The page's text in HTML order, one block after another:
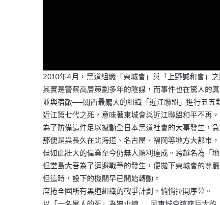
2010年4月，黑道組織「東城會」與「上野誠和會」
其實是警察高層策劃多年的陰謀，而事件也在驚人的
並與宿敵──關西最龐大的組織「近江聯盟」進行五
近江第七代之死，意味著東城會與近江聯盟和平不再
為了防備這件足以撼動全日本黑道社會的大事發生，
那便是與長久在北海道、名古屋、福岡等地方大都市
但如此壯大的偉業至今仍無人順利達成。跨越名為「
但堂島大吾為了迴避戰爭的發生，便拋下東城會的尊
但這時，設下的機關早已開始轉動。
席捲全國所有黑道組織的戰爭計劃，悄悄拉開序幕。